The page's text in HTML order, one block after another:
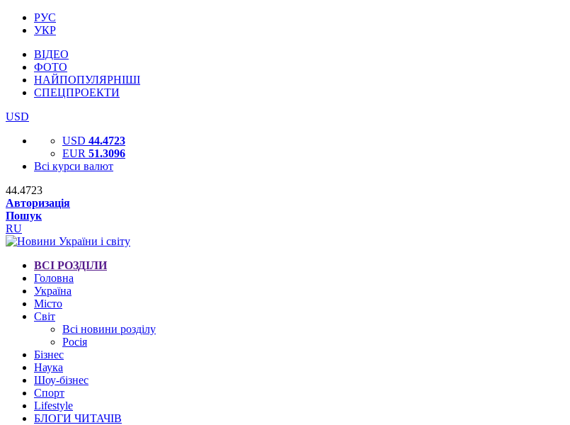
РУС
УКР
ВІДЕО
ФОТО
НАЙПОПУЛЯРНІШІ
СПЕЦПРОЕКТИ
USD
USD 44.4723
EUR 51.3096
Всі курси валют
44.4723
Авторизація
Пошук
RU
ВСІ РОЗДІЛИ
Головна
Україна
Місто
Світ
Всі новини розділу
Росія
Бізнес
Наука
Шоу-бізнес
Спорт
Lifestyle
БЛОГИ ЧИТАЧІВ